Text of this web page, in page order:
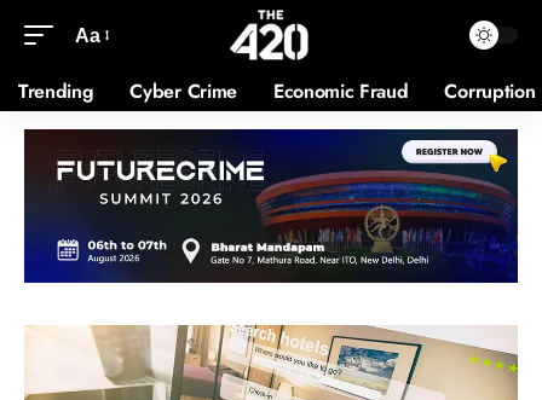
Aa
Trending Cyber Crime Economic Fraud Corruption